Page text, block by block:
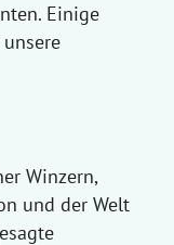
Einige
Winzern,
und der Welt